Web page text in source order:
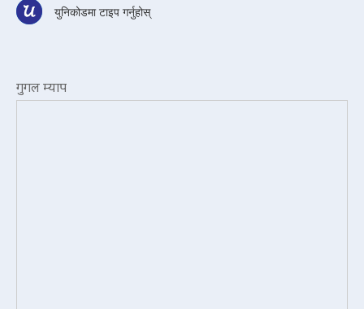
युनिकोडमा टाइप गर्नुहोस्
गुगल म्याप